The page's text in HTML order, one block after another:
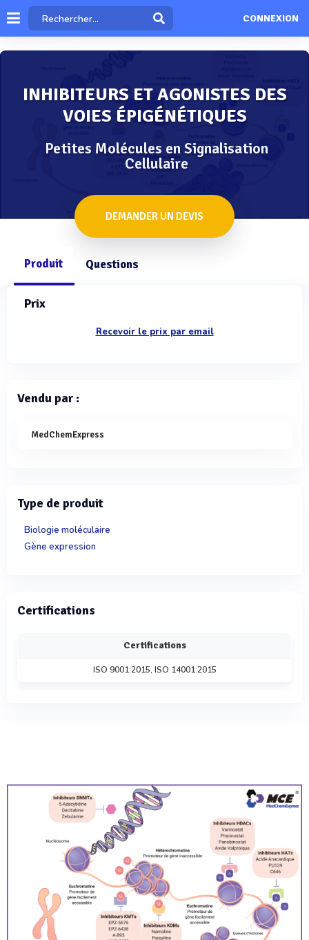
CONNEXION
INHIBITEURS ET AGONISTES DES
VOIES ÉPIGÉNÉTIQUES
Petites Molécules en Signalisation
Cellulaire
DEMANDER UN DEVIS
Produit Questions
Prix
Recevoir le prix par email
Vendu par :
MedChemExpress
Type de produit
Biologie moléculaire
Gène expression
Certifications
Certifications
ISO 9001:2015, ISO 14001:2015